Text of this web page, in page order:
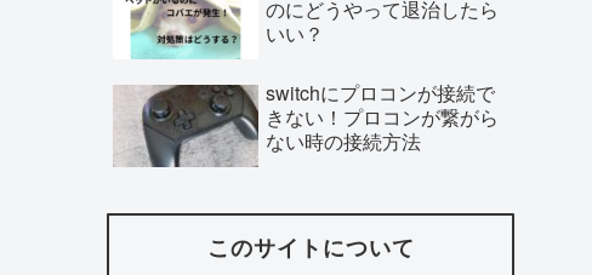
のにどうやって退治したら
いい？
switchにプロコンが接続で
きない！プロコンが繋がら
ない時の接続方法
このサイトについて